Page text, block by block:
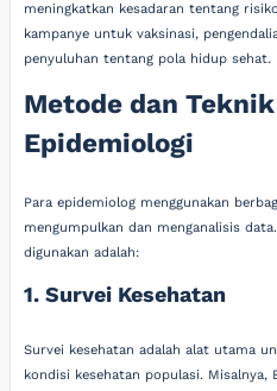
meningkatkan kesadaran tentang
kampanye untuk vaksinasi,
penyuluhan tentang pola hidup sehat.
Metode dan
Epidemiologi
Para epidemiolog menggunakan
mengumpulkan dan menganalisis
digunakan adalah:
1. Survei Kesehatan
Survei kesehatan adalah alat utama
kondisi kesehatan populasi. Misalnya,